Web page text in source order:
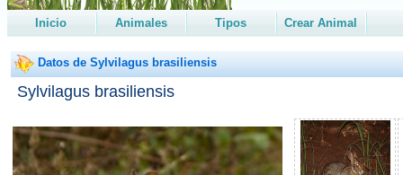
Inicio Animales Tipos Crear Animal
Datos de Sylvilagus brasiliensis
Sylvilagus brasiliensis